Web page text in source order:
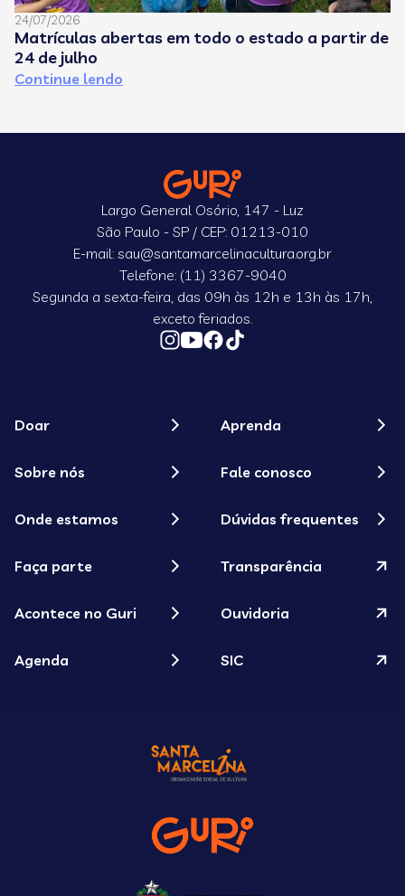
24/07/2026
Matrículas abertas em todo o estado a partir de
24 de julho
Continue lendo
Largo General Osório, 147 - Luz
São Paulo - SP / CEP: 01213-010
E-mail: sau@santamarcelinacultura.org.br
Telefone: (11) 3367-9040
Segunda a sexta-feira, das 09h às 12h e 13h às 17h,
exceto feriados.
Doar
Sobre nós
Onde estamos
Faça parte
Acontece no Guri
Agenda
Aprenda
Fale conosco
Dúvidas frequentes
Transparência
Ouvidoria
SIC